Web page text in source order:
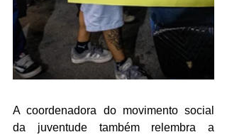
A coordenadora do movimento social
da juventude também relembra a